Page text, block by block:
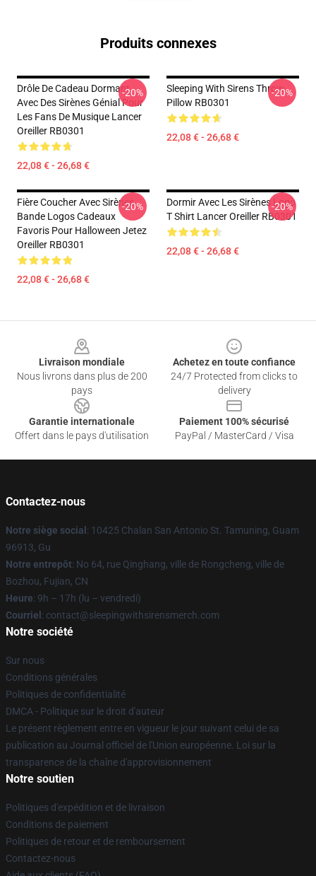
Produits connexes
Drôle De Cadeau Dormant
Avec Des Sirènes Génial Pour
Les Fans De Musique Lancer
Oreiller RB0301
22,08 € - 26,68 €
-20%
Sleeping With Sirens Throw
Pillow RB0301
22,08 € - 26,68 €
-20%
Fière Coucher Avec Sirènes
Bande Logos Cadeaux
Favoris Pour Halloween Jetez
Oreiller RB0301
22,08 € - 26,68 €
-20%
Dormir Avec Les Sirènes Logo
T Shirt Lancer Oreiller RB0301
22,08 € - 26,68 €
-20%
Livraison mondiale
Nous livrons dans plus de 200
pays
Achetez en toute confiance
24/7 Protected from clicks to
delivery
Garantie internationale
Offert dans le pays d'utilisation
Paiement 100% sécurisé
PayPal / MasterCard / Visa
Contactez-nous
Notre siège social : 10425 Chalan San Antonio St. Tamuning, Guam
96913, Gu
Notre entrepôt: No 64, rue Qinghang, ville de Rongcheng, ville de
Bozhou, Fujian, CN
Heure: 9h – 17h (lu – vendredi)
Courriel : contact@sleepingwithsirensmerch.com
Notre société
Sur nous
Conditions générales
Politiques de confidentialité
DMCA - Politique sur le droit d'auteur
Le présent règlement entre en vigueur le jour suivant celui de sa
publication au Journal officiel de l'Union européenne. Loi sur la
transparence de la chaîne d'approvisionnement
Notre soutien
Politiques d'expédition et de livraison
Conditions de paiement
Politiques de retour et de remboursement
Contactez-nous